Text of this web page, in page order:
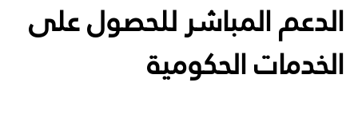
الدعم المباشر للحصول على
الخدمات الحكومية